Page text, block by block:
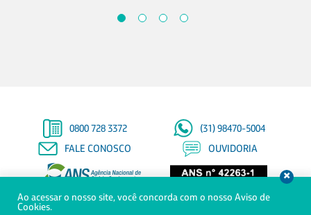
0800 728 3372
(31) 98470-5004
FALE CONOSCO
OUVIDORIA
© Copyright 2021 - Todos os direitos reservados à Saúde Petrobras
Ao acessar o nosso site, você concorda com o nosso Aviso de
Cookies.